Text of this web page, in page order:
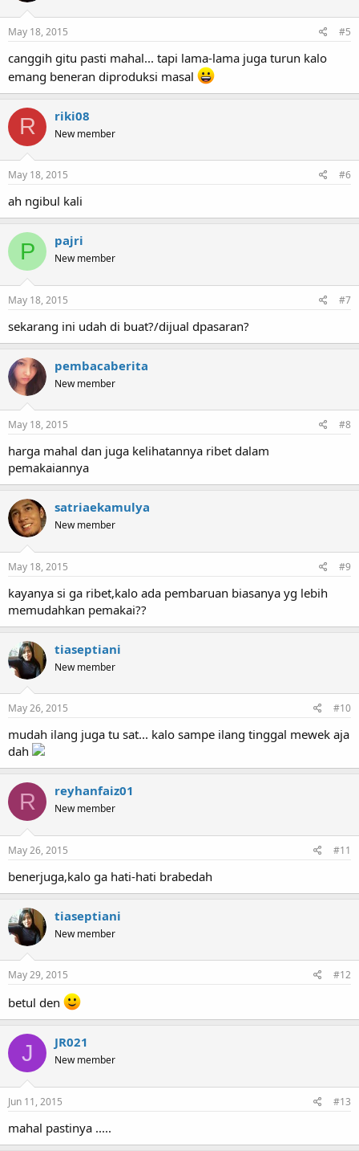
May 18, 2015 #5
canggih gitu pasti mahal... tapi lama-lama juga turun kalo
emang beneran diproduksi masal
R riki08
New member
May 18, 2015 #6
ah ngibul kali
P pajri
New member
May 18, 2015 #7
sekarang ini udah di buat?/dijual dpasaran?
pembacaberita
New member
May 18, 2015 #8
harga mahal dan juga kelihatannya ribet dalam
pemakaiannya
satriaekamulya
New member
May 18, 2015 #9
kayanya si ga ribet,kalo ada pembaruan biasanya yg lebih
memudahkan pemakai??
tiaseptiani
New member
May 26, 2015 #10
mudah ilang juga tu sat... kalo sampe ilang tinggal mewek aja
dah
R reyhanfaiz01
New member
May 26, 2015 #11
benerjuga,kalo ga hati-hati brabedah
tiaseptiani
New member
May 29, 2015 #12
betul den
J JR021
New member
Jun 11, 2015 #13
mahal pastinya .....